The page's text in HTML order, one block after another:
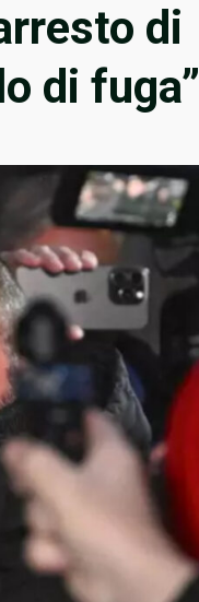
di
di fuga”